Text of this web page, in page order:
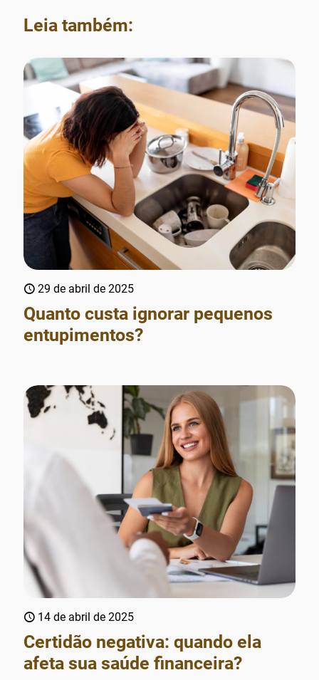
Leia também:
29 de abril de 2025
Quanto custa ignorar pequenos
entupimentos?
14 de abril de 2025
Certidão negativa: quando ela
afeta sua saúde financeira?